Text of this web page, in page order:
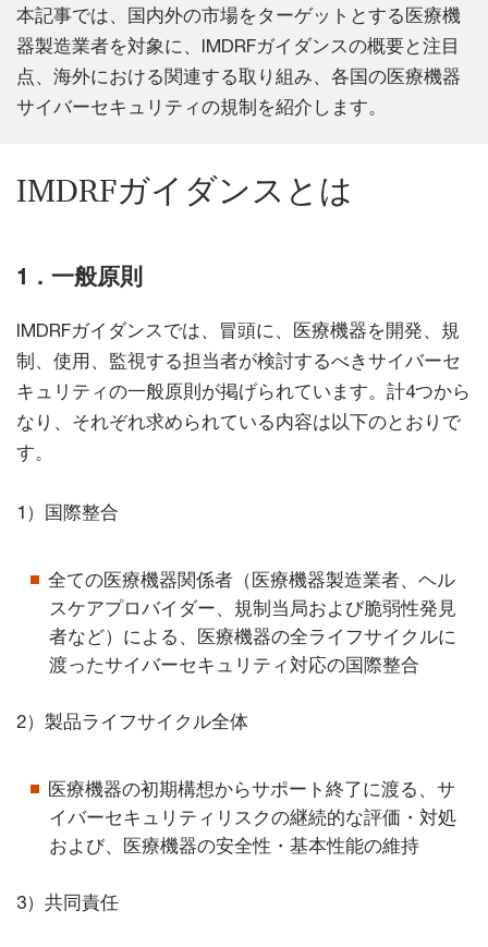
本記事では、国内外の市場をターゲットとする医療機
器製造業者を対象に、IMDRFガイダンスの概要と注目
点、海外における関連する取り組み、各国の医療機器
サイバーセキュリティの規制を紹介します。
IMDRFガイダンスとは
1．一般原則
IMDRFガイダンスでは、冒頭に、医療機器を開発、規
制、使用、監視する担当者が検討するべきサイバーセ
キュリティの一般原則が掲げられています。計4つから
なり、それぞれ求められている内容は以下のとおりで
す。
1）国際整合
全ての医療機器関係者（医療機器製造業者、ヘル
スケアプロバイダー、規制当局および脆弱性発見
者など）による、医療機器の全ライフサイクルに
渡ったサイバーセキュリティ対応の国際整合
2）製品ライフサイクル全体
医療機器の初期構想からサポート終了に渡る、サ
イバーセキュリティリスクの継続的な評価・対処
および、医療機器の安全性・基本性能の維持
3）共同責任